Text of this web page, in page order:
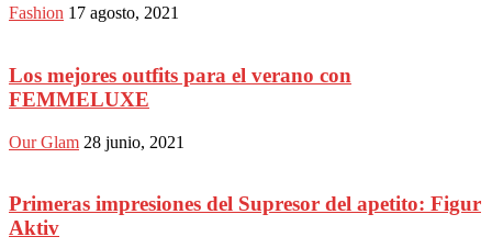
Fashion 17 agosto, 2021
Los mejores outfits para el verano con
FEMMELUXE
Our Glam 28 junio, 2021
Primeras impresiones del Supresor del apetito: Figur
Aktiv